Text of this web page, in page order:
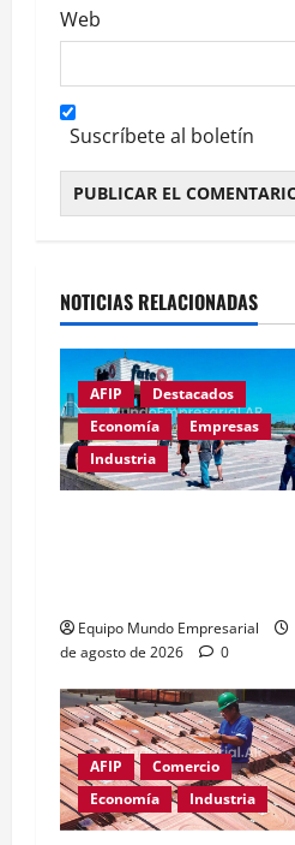
Web
Suscríbete al boletín
NOTICIAS RELACIONADAS
AFIP
Destacados
Economía
Empresas
Industria
Equipo Mundo Empresarial
de agosto de 2026
0
AFIP
Comercio
Economía
Industria